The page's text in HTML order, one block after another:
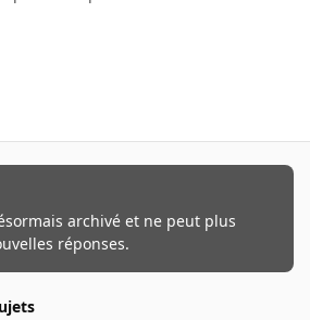
archivé et ne peut plus
réponses.